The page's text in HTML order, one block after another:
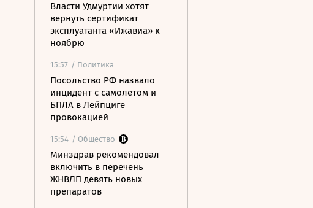
Власти Удмуртии хотят
вернуть сертификат
эксплуатанта «Ижавиа» к
ноябрю
15:57 / Политика
Посольство РФ назвало
инцидент с самолетом и
БПЛА в Лейпциге
провокацией
15:54 / Общество
Минздрав рекомендовал
включить в перечень
ЖНВЛП девять новых
препаратов